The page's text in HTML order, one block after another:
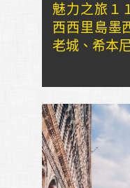
魅力之旅１
西西里島墨
老城、希本